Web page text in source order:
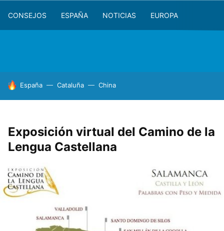
CONSEJOS ESPAÑA NOTICIAS EUROPA
HOY SE HABLA DE
España Cataluña China
Exposición virtual del Camino de la
Lengua Castellana